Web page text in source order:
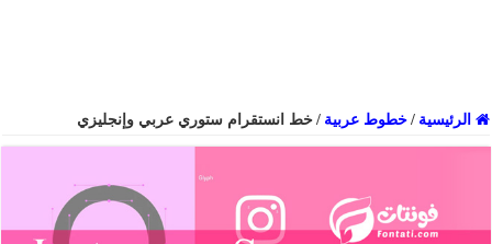
الرئيسية / خطوط عربية / خط انستقرام ستوري عربي وإنجليزي